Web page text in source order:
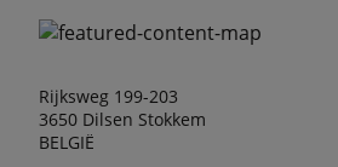
Rijksweg 199-203
3650 Dilsen Stokkem
BELGIË